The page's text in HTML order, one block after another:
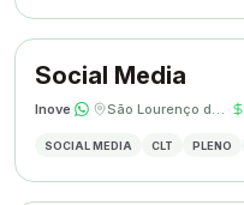
Social Media
Inove· · São Lourenço do Oeste, SC ·
SOCIAL MEDIA CLT PLENO